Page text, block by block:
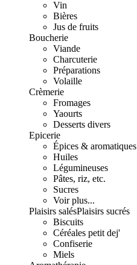
Vin
Bières
Jus de fruits
Boucherie
Viande
Charcuterie
Préparations
Volaille
Crèmerie
Fromages
Yaourts
Desserts divers
Epicerie
Épices & aromatiques
Huiles
Légumineuses
Pâtes, riz, etc.
Sucres
Voir plus...
Plaisirs salésPlaisirs sucrés
Biscuits
Céréales petit dej'
Confiserie
Miels